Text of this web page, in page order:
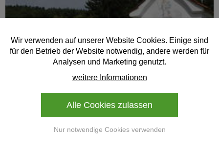
Wir verwenden auf unserer Website Cookies. Einige sind
für den Betrieb der Website notwendig, andere werden für
Analysen und Marketing genutzt.
weitere Informationen
Alle Cookies zulassen
Nur notwendige Cookies verwenden